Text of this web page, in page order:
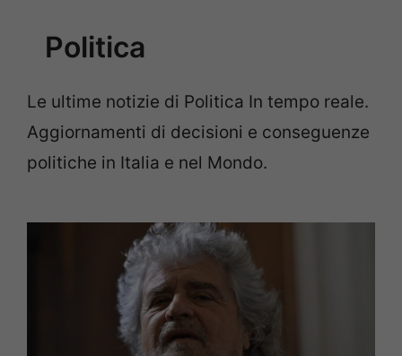
Politica
Le ultime notizie di Politica In tempo reale.
Aggiornamenti di decisioni e conseguenze
politiche in Italia e nel Mondo.